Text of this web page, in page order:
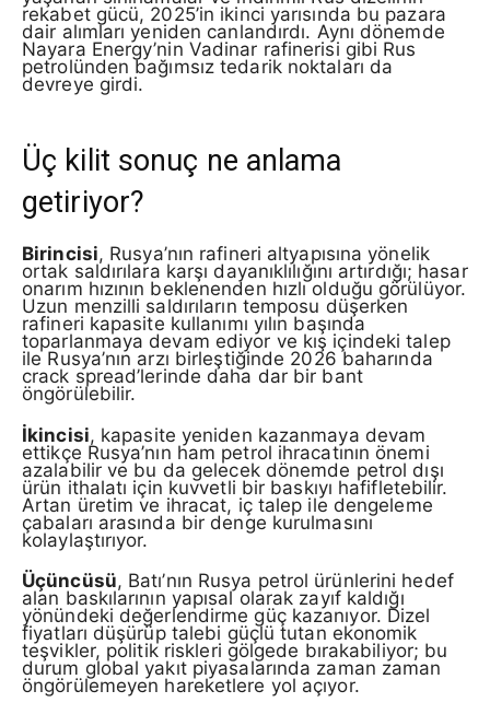
rekabet gücü, 2025’in ikinci yarısında bu pazara
dair alımları yeniden canlandırdı. Aynı dönemde
Nayara Energy’nin Vadinar rafinerisi gibi Rus
petrolünden bağımsız tedarik noktaları da
devreye girdi.
Üç kilit sonuç ne anlama
getiriyor?
Birincisi, Rusya’nın rafineri altyapısına yönelik
ortak saldırılara karşı dayanıklılığını artırdığı; hasar
onarım hızının beklenenden hızlı olduğu görülüyor.
Uzun menzilli saldırıların temposu düşerken
rafineri kapasite kullanımı yılın başında
toparlanmaya devam ediyor ve kış içindeki talep
ile Rusya’nın arzı birleştiğinde 2026 baharında
crack spread’lerinde daha dar bir bant
öngörülebilir.
İkincisi, kapasite yeniden kazanmaya devam
ettikçe Rusya’nın ham petrol ihracatının önemi
azalabilir ve bu da gelecek dönemde petrol dışı
ürün ithalatı için kuvvetli bir baskıyı hafifletebilir.
Artan üretim ve ihracat, iç talep ile dengeleme
çabaları arasında bir denge kurulmasını
kolaylaştırıyor.
Üçüncüsü, Batı’nın Rusya petrol ürünlerini hedef
alan baskılarının yapısal olarak zayıf kaldığı
yönündeki değerlendirme güç kazanıyor. Dizel
fiyatları düşürüp talebi güçlü tutan ekonomik
teşvikler, politik riskleri gölgede bırakabiliyor; bu
durum global yakıt piyasalarında zaman zaman
öngörülemeyen hareketlere yol açıyor.